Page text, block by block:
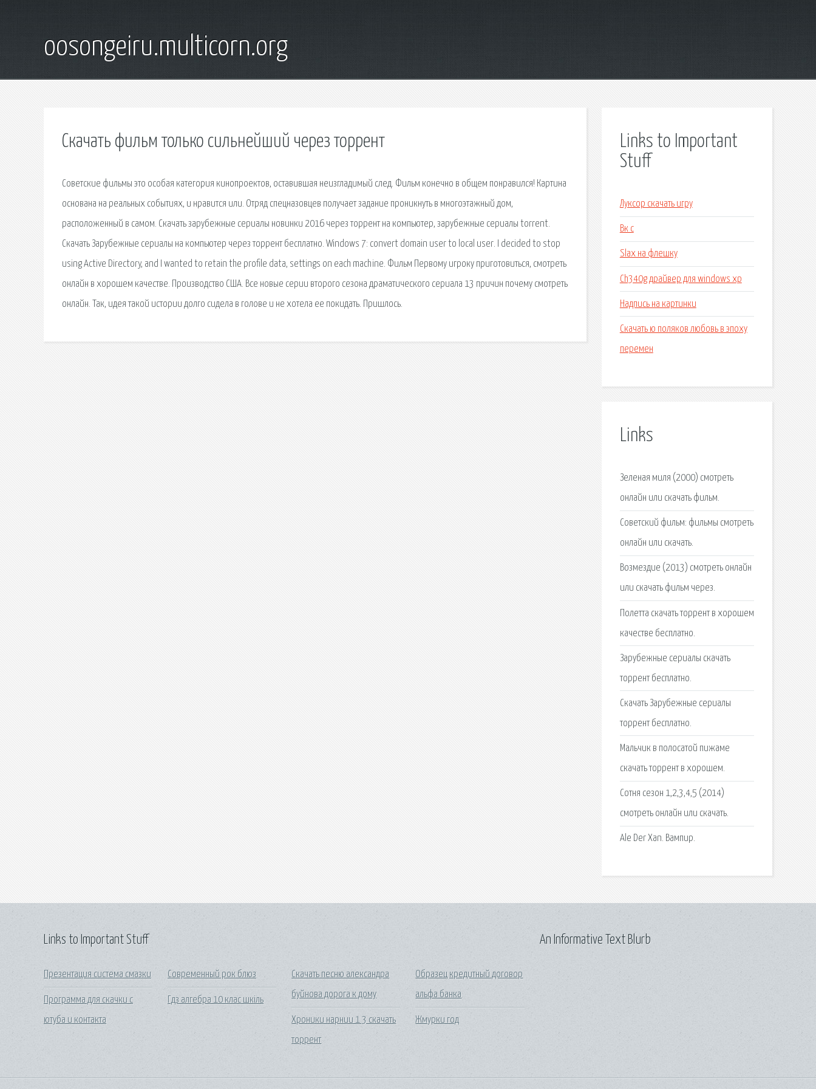
oosongeiru.multicorn.org
Скачать фильм только сильнейший через торрент
Советские фильмы это особая категория кинопроектов, оставившая неизгладимый след. Фильм конечно в общем понравился! Картина
основана на реальных событиях, и нравится или. Отряд спецназовцев получает задание проникнуть в многоэтажный дом,
расположенный в самом. Скачать зарубежные сериалы новинки 2016 через торрент на компьютер, зарубежные сериалы torrent.
Скачать Зарубежные сериалы на компьютер через торрент бесплатно. Windows 7: convert domain user to local user. I decided to stop
using Active Directory, and I wanted to retain the profile data, settings on each machine. Фильм Первому игроку приготовиться, смотреть
онлайн в хорошем качестве. Производство США. Все новые серии второго сезона драматического сериала 13 причин почему смотреть
онлайн. Так, идея такой истории долго сидела в голове и не хотела ее покидать. Пришлось.
Links to Important
Stuff
Луксор скачать игру
Вк с
Slax на флешку
Ch340g драйвер для windows xp
Надпись на картинки
Скачать ю поляков любовь в эпоху
перемен
Links
Зеленая миля (2000) смотреть
онлайн или скачать фильм.
Советский фильм: фильмы смотреть
онлайн или скачать.
Возмездие (2013) смотреть онлайн
или скачать фильм через.
Полетта скачать торрент в хорошем
качестве бесплатно.
Зарубежные сериалы скачать
торрент бесплатно.
Скачать Зарубежные сериалы
торрент бесплатно.
Мальчик в полосатой пижаме
скачать торрент в хорошем.
Сотня сезон 1,2,3,4,5 (2014)
смотреть онлайн или скачать.
Аlе Dеr Xаn. Вампир.
Links to Important Stuff
Презентация система смазки
Программа для скачки с
ютуба и контакта
Современный рок блюз
Гдз алгебра 10 клас шкіль
Скачать песню александра
буйнова дорога к дому
Хроники нарнии 1 3 скачать
торрент
Образец кредитный договор
альфа банка
Жмурки год
An Informative Text Blurb